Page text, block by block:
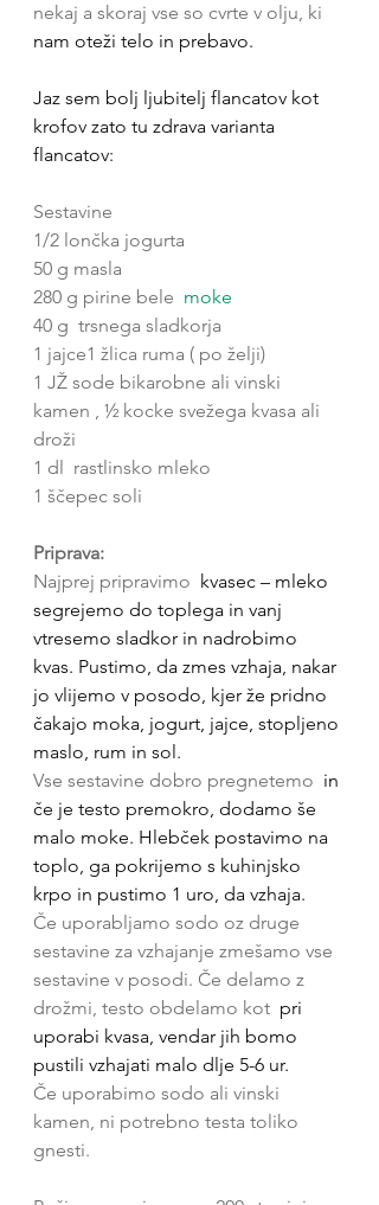
nekaj a skoraj vse so cvrte v olju, ki
nam oteži telo in prebavo.
Jaz sem bolj ljubitelj flancatov kot
krofov zato tu zdrava varianta
flancatov:
Sestavine
1/2 lončka jogurta
50 g masla
280 g pirine bele moke
40 g  trsnega sladkorja
1 jajce1 žlica ruma ( po želji)
1 JŽ sode bikarobne ali vinski
kamen , ½ kocke svežega kvasa ali
droži
1 dl  rastlinsko mleko
1 ščepec soli
Priprava:
Najprej pripravimo kvasec – mleko
segrejemo do toplega in vanj
vtresemo sladkor in nadrobimo
kvas. Pustimo, da zmes vzhaja, nakar
jo vlijemo v posodo, kjer že pridno
čakajo moka, jogurt, jajce, stopljeno
maslo, rum in sol.
Vse sestavine dobro pregnetemo in
če je testo premokro, dodamo še
malo moke. Hlebček postavimo na
toplo, ga pokrijemo s kuhinjsko
krpo in pustimo 1 uro, da vzhaja.
Če uporabljamo sodo oz druge
sestavine za vzhajanje zmešamo vse
sestavine v posodi. Če delamo z
drožmi, testo obdelamo kot pri
uporabi kvasa, vendar jih bomo
pustili vzhajati malo dlje 5-6 ur.
Če uporabimo sodo ali vinski
kamen, ni potrebno testa toliko
gnesti.